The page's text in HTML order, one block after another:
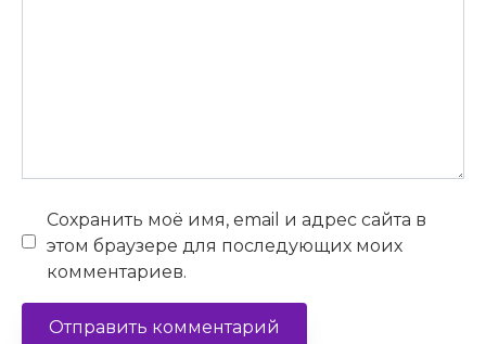
Сохранить моё имя, email и адрес сайта в
этом браузере для последующих моих
комментариев.